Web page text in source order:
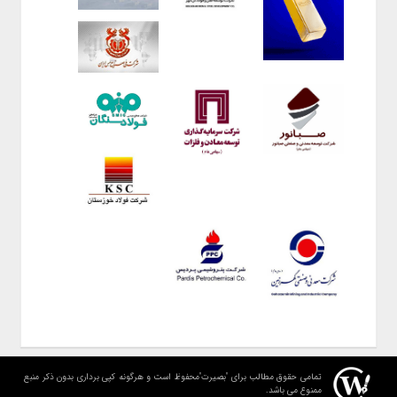
تمامی حقوق مطالب برای "بصیرت"محفوظ است و هرگونه کپی برداری بدون ذکر منبع
ممنوع می باشد.